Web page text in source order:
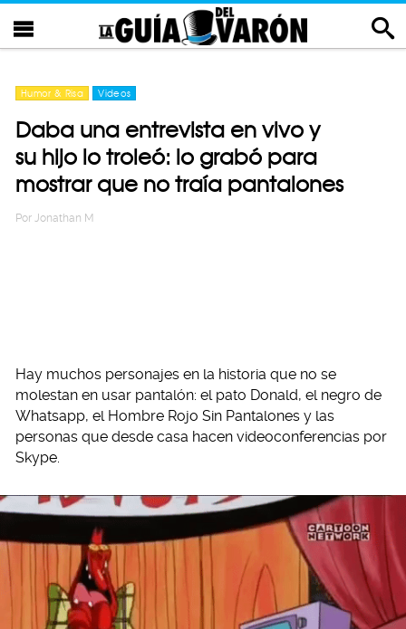
Humor & Risa Videos
Daba una entrevista en vivo y
su hijo lo troleó: lo grabó para
mostrar que no traía pantalones
Por Jonathan M
Hay muchos personajes en la historia que no se
molestan en usar pantalón: el pato Donald, el negro de
Whatsapp, el Hombre Rojo Sin Pantalones y las
personas que desde casa hacen videoconferencias por
Skype.